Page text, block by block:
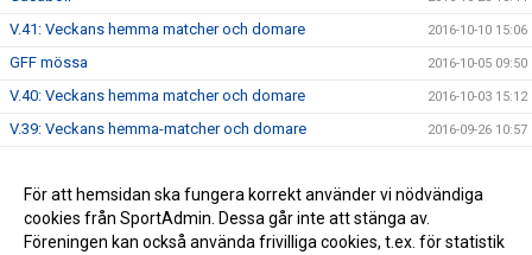
V.41: Veckans hemma matcher och domare 2016-10-10 15:06
GFF mössa 2016-10-05 09:50
V.40: Veckans hemma matcher och domare 2016-10-03 15:12
V.39: Veckans hemma-matcher och domare 2016-09-26 10:57
Info brev augusti 2016 2016-09-14 15:35
Damerna: Äntligen vinst! 2016-09-05 09:59
För att hemsidan ska fungera korrekt använder vi nödvändiga
cookies från SportAdmin. Dessa går inte att stänga av.
Föreningen kan också använda frivilliga cookies, t.ex. för statistik